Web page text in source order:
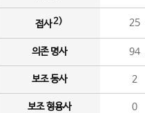
접사2) 25
의존 명사 94
보조 동사 2
보조 형용사 0